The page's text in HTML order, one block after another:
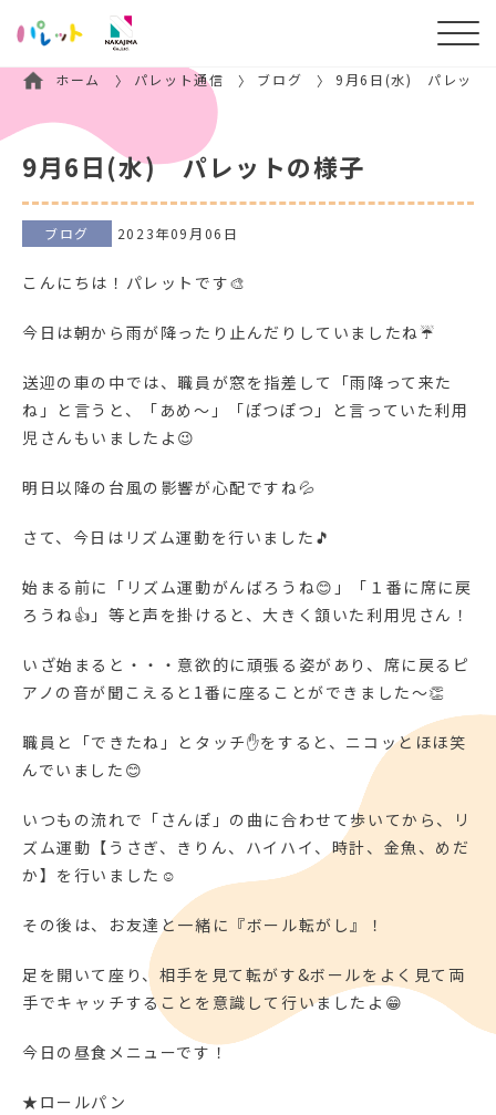
ホーム パレット通信 ブログ 9月6日(水) パレット
9月6日(水) パレットの様子
ブログ 2023年09月06日
こんにちは！パレットです🎨
今日は朝から雨が降ったり止んだりしていましたね☔
送迎の車の中では、職員が窓を指差して「雨降って来た
ね」と言うと、「あめ～」「ぽつぽつ」と言っていた利用
児さんもいましたよ😉
明日以降の台風の影響が心配ですね💦
さて、今日はリズム運動を行いました🎵
始まる前に「リズム運動がんばろうね😊」「１番に席に戻
ろうね👍」等と声を掛けると、大きく頷いた利用児さん！
いざ始まると・・・意欲的に頑張る姿があり、席に戻るピ
アノの音が聞こえると1番に座ることができました～👏
職員と「できたね」とタッチ✋をすると、ニコッとほほ笑
んでいました😊
いつもの流れで「さんぽ」の曲に合わせて歩いてから、リ
ズム運動【うさぎ、きりん、ハイハイ、時計、金魚、めだ
か】を行いました☺
その後は、お友達と一緒に『ボール転がし』！
足を開いて座り、相手を見て転がす&ボールをよく見て両
手でキャッチすることを意識して行いましたよ😁
今日の昼食メニューです！
★ロールパン